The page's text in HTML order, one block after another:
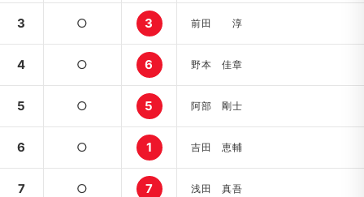
3 ○ 3 前田 淳
4 ○ 6 野本 佳章
5 ○ 5 阿部 剛士
6 ○ 1 吉田 恵輔
7 ○ 7 浅田 真吾